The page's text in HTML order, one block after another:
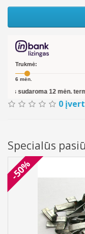
Trukmė:
6 mėn.
terminui, metinė
0
Specialūs
-50%